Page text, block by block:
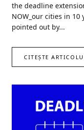
the deadline
NOW_our cities in
pointed out by...
CITEȘTE